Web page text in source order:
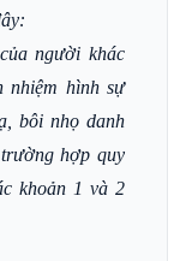
người khác
nhiệm hình sự
bôi nhọ danh
hợp quy
khoản 1 và 2